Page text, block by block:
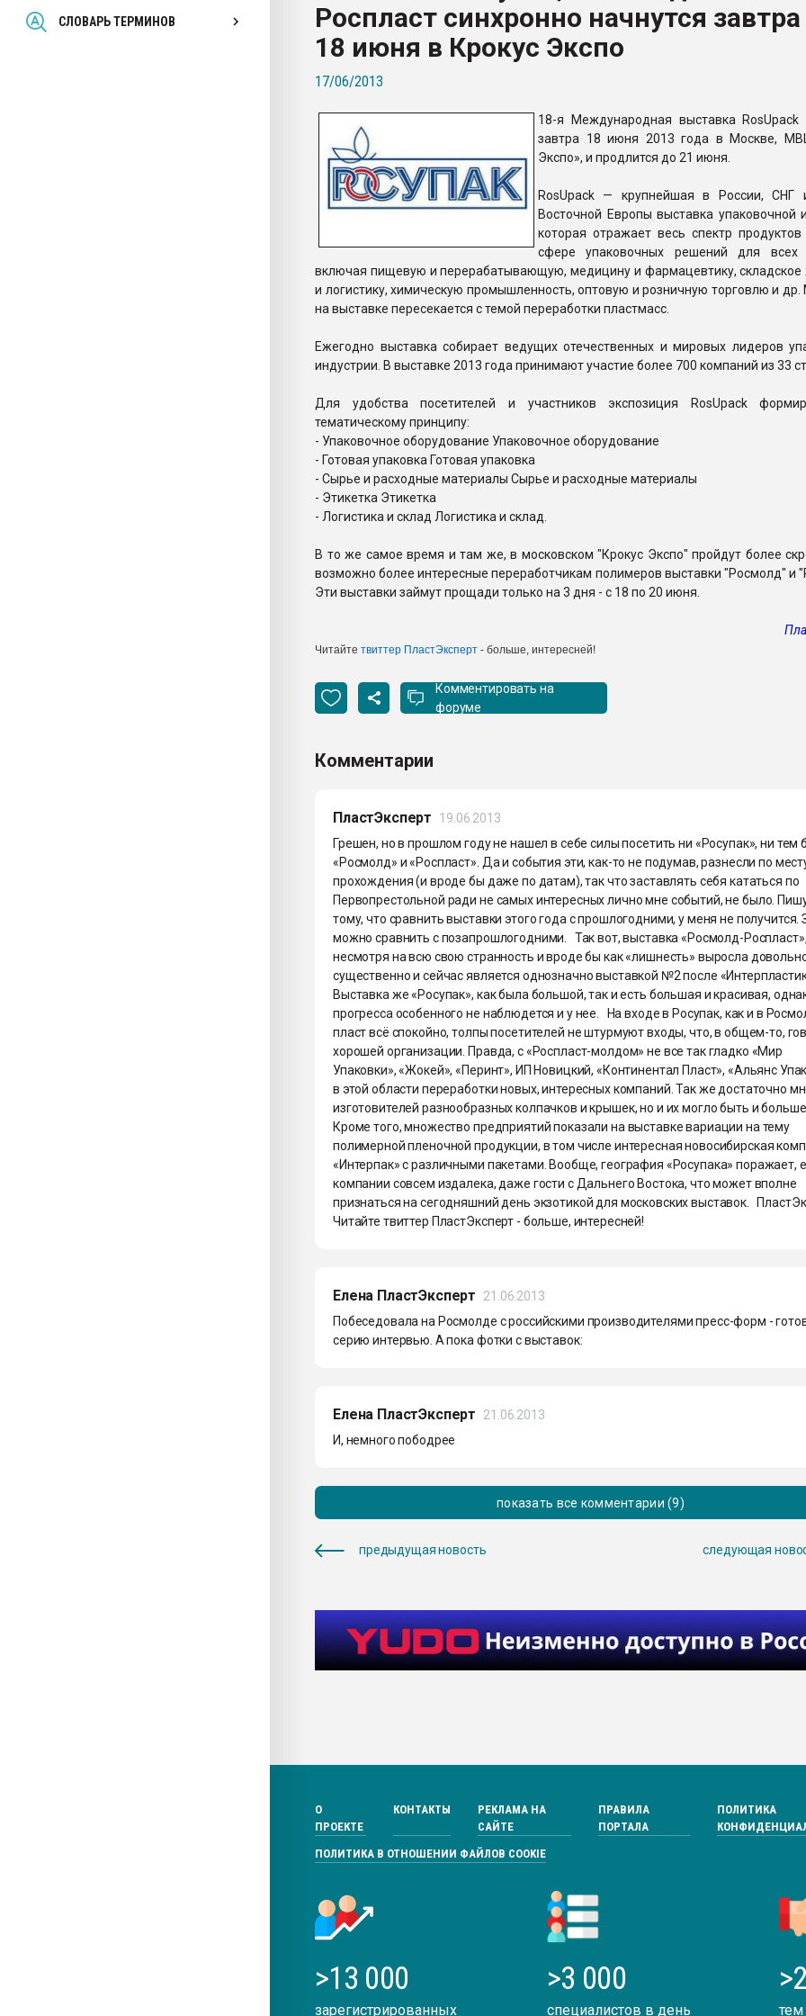
СЛОВАРЬ ТЕРМИНОВ
Всё, что касается выдува ПЭТ
бутылок
ПЕРЕЙТИ НА ФОРУМ
Роспласт синхронно начнутся завтра
18 июня в Крокус Экспо
17/06/2013
18-я Международная выставка RosUpack
завтра 18 июня 2013 года в Москве,
Экспо», и продлится до 21 июня.
RosUpack — крупнейшая в России, СНГ
Восточной Европы выставка упаковочной
которая отражает весь спектр
сфере упаковочных решений для всех
включая пищевую и перерабатывающую, медицину и фармацевтику, складское
и логистику, химическую промышленность, оптовую и розничную торговлю и др.
на выставке пересекается с темой переработки пластмасс.
Ежегодно выставка собирает ведущих отечественных и мировых лидеров
индустрии. В выставке 2013 года принимают участие более 700 компаний из 33
Для удобства посетителей и участников экспозиция RosUpack
тематическому принципу:
- Упаковочное оборудование Упаковочное оборудование
- Готовая упаковка Готовая упаковка
- Сырье и расходные материалы Сырье и расходные материалы
- Этикетка Этикетка
- Логистика и склад Логистика и склад.
В то же самое время и там же, в московском "Крокус Экспо" пройдут более
возможно более интересные переработчикам полимеров выставки "Росмолд" и
Эти выставки займут прощади только на 3 дня - с 18 по 20 июня.
Читайте твиттер ПластЭксперт - больше, интересней!
Комментировать на
форуме
Комментарии
ПластЭксперт
19.06.2013
Грешен, но в прошлом году не нашел в себе силы посетить ни «Росупак», ни тем
«Росмолд» и «Роспласт». Да и события эти, как-то не подумав, разнесли по
прохождения (и вроде бы даже по датам), так что заставлять себя кататься по
Первопрестольной ради не самых интересных лично мне событий, не было.
тому, что сравнить выставки этого года с прошлогодними, у меня не получится.
можно сравнить с позапрошлогодними. Так вот, выставка «Росмолд-Роспласт»,
несмотря на всю свою странность и вроде бы как «лишнесть» выросла
существенно и сейчас является однозначно выставкой №2 после
Выставка же «Росупак», как была большой, так и есть большая и красивая,
прогресса особенного не наблюдется и у нее. На входе в Росупак, как и в
пласт всё спокойно, толпы посетителей не штурмуют входы, что, в общем-то,
хорошей организации. Правда, с «Роспласт-молдом» не все так гладко «Мир
Упаковки», «Жокей», «Перинт», ИП Новицкий, «Континентал Пласт», «Альянс
в этой области переработки новых, интересных компаний. Так же достаточно
изготовителей разнообразных колпачков и крышек, но и их могло быть и
Кроме того, множество предприятий показали на выставке вариации на тему
полимерной пленочной продукции, в том числе интересная новосибирская
«Интерпак» с различными пакетами. Вообще, география «Росупака» поражает,
компании совсем издалека, даже гости с Дальнего Востока, что может вполне
признаться на сегодняшний день экзотикой для московских выставок.
Читайте твиттер ПластЭксперт - больше, интересней!
Елена ПластЭксперт
21.06.2013
Побеседовала на Росмолде с российскими производителями пресс-форм -
серию интервью. А пока фотки с выставок:
Елена ПластЭксперт
21.06.2013
И, немного пободрее
показать все комментарии (9)
предыдущая новость следующая
О
ПРОЕКТЕ
КОНТАКТЫ
РЕКЛАМА НА
САЙТЕ
ПРАВИЛА
ПОРТАЛА
ПОЛИТИКА
ПОЛИТИКА В ОТНОШЕНИИ ФАЙЛОВ COOKIE
>13 000
зарегистрированных
>3 000
специалистов в день тем